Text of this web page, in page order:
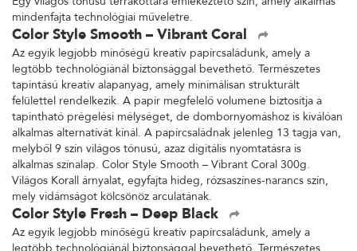
mindenfajta technológiai műveletre.
Color Style Smooth – Vibrant Coral
Az egyik legjobb minőségű kreatív papírcsaládunk, amely a
legtöbb technológiánál biztonsággal bevethető. Természetes
tapintású kreatív alapanyag, amely minimálisan strukturált
felülettel rendelkezik. A papír megfelelő volumene biztosítja a
tapintható prégelési mélységet, de dombornyomáshoz is kiválóan
alkalmas alternatívát kínál. A papírcsaládnak jelenleg 13 tagja van,
melyből 9 szín világos tónusú, azaz digitális nyomtatásra is
alkalmas színalap. Color Style Smooth – Vibrant Coral 300g.
Világos Korall árnyalat, egyfajta hideg, rózsaszínes-narancs szín,
mely vidámságot kölcsönöz arculatának.
Color Style Fresh – Deep Black
Az egyik legjobb minőségű kreatív papírcsaládunk, amely a